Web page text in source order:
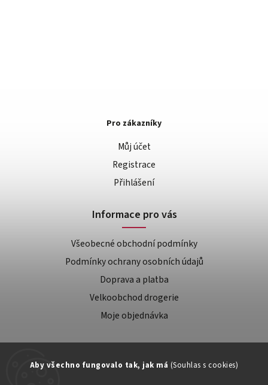
Aby všechno fungovalo tak, jak má (Souhlas s cookies)
Pro zákazníky
Můj účet
Registrace
Přihlášení
Informace pro vás
Všeobecné obchodní podmínky
Podmínky ochrany osobních údajů
Doprava a platba
Velkoobchod drogerie
Moje objednávka